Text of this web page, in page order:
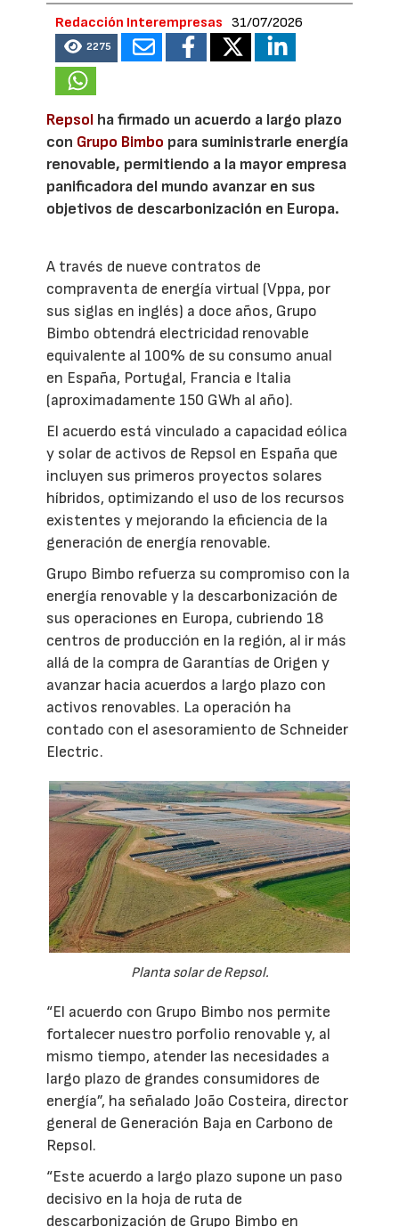
Redacción Interempresas 31/07/2026
2275
Repsol ha firmado un acuerdo a largo plazo
con Grupo Bimbo para suministrarle energía
renovable, permitiendo a la mayor empresa
panificadora del mundo avanzar en sus
objetivos de descarbonización en Europa.
A través de nueve contratos de
compraventa de energía virtual (Vppa, por
sus siglas en inglés) a doce años, Grupo
Bimbo obtendrá electricidad renovable
equivalente al 100% de su consumo anual
en España, Portugal, Francia e Italia
(aproximadamente 150 GWh al año).
El acuerdo está vinculado a capacidad eólica
y solar de activos de Repsol en España que
incluyen sus primeros proyectos solares
híbridos, optimizando el uso de los recursos
existentes y mejorando la eficiencia de la
generación de energía renovable.
Grupo Bimbo refuerza su compromiso con la
energía renovable y la descarbonización de
sus operaciones en Europa, cubriendo 18
centros de producción en la región, al ir más
allá de la compra de Garantías de Origen y
avanzar hacia acuerdos a largo plazo con
activos renovables. La operación ha
contado con el asesoramiento de Schneider
Electric.
Planta solar de Repsol.
“El acuerdo con Grupo Bimbo nos permite
fortalecer nuestro porfolio renovable y, al
mismo tiempo, atender las necesidades a
largo plazo de grandes consumidores de
energía”, ha señalado João Costeira, director
general de Generación Baja en Carbono de
Repsol.
“Este acuerdo a largo plazo supone un paso
decisivo en la hoja de ruta de
descarbonización de Grupo Bimbo en